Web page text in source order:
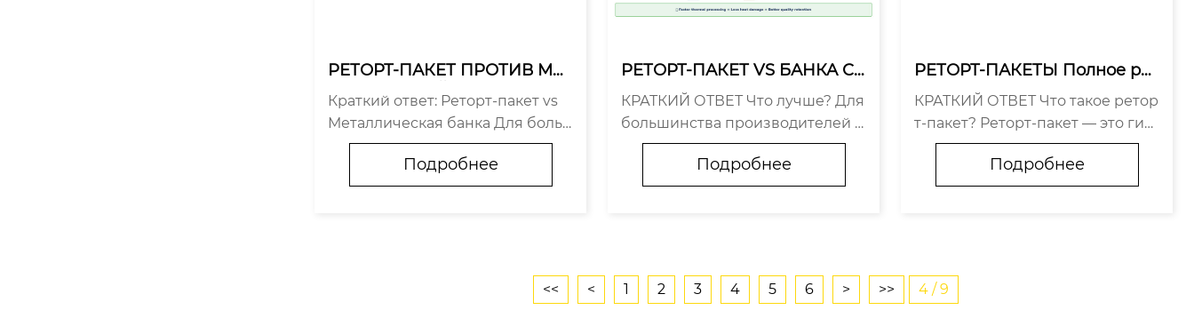
РЕТОРТ-ПАКЕТ ПРОТИВ МЕТ
АЛЛИЧЕСКОЙ БАНКИ
Краткий ответ: Реторт-пакет vs
Металлическая банка Для боль
шинства современных пищевых
производств реторт-пакеты пре
восходят металлические банки
Подробнее
РЕТОРТ-ПАКЕТ VS БАНКА Ср
авнение на основе данных д
ля производителей продукто
в питания
КРАТКИЙ ОТВЕТ Что лучше? Для
большинства производителей р
еторт-пакеты обеспечивают бол
ее низкую TCO, лучшее качество
продукта и более сильное рыно
Подробнее
РЕТОРТ-ПАКЕТЫ Полное рук
оводство по термостойкой у
паковке
КРАТКИЙ ОТВЕТ Что такое ретор
т-пакет? Реторт-пакет — это гиб
кая многослойная ламинирован
ная упаковка, способная выдер
живать высокотемпературную с
Подробнее
<< < 1 2 3 4 5 6 > >> 4 / 9